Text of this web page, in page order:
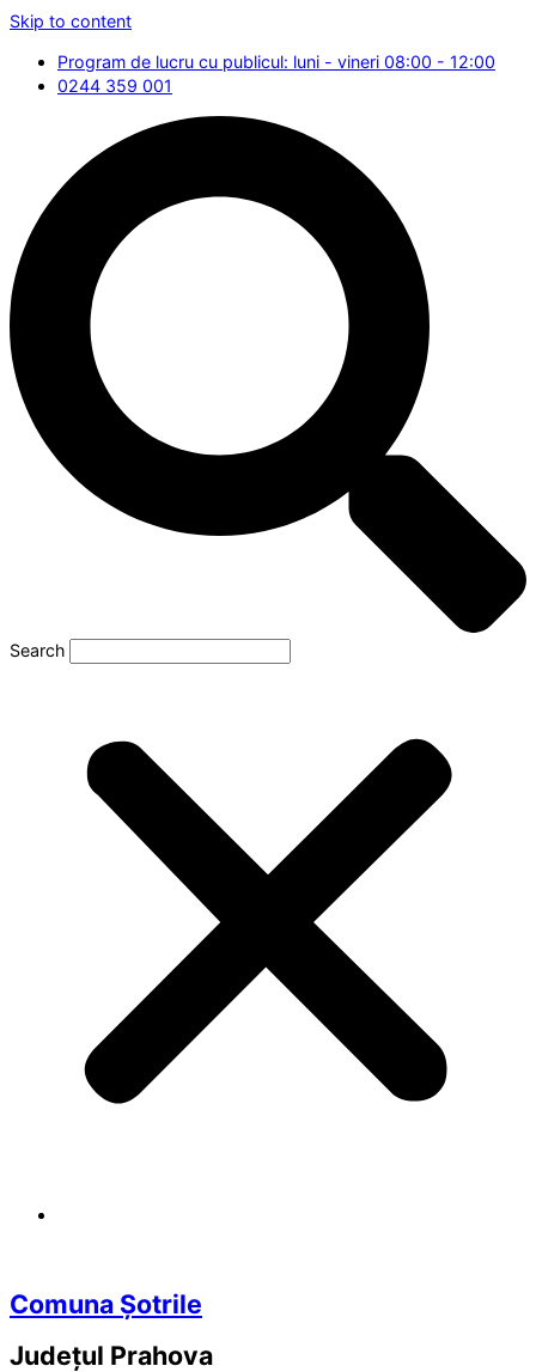
Skip to content
Program de lucru cu publicul: luni - vineri 08:00 - 12:00
0244 359 001
Search
Comuna Șotrile
Județul Prahova